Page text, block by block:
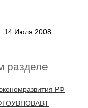
14 Июля 2008
разделе
РФ